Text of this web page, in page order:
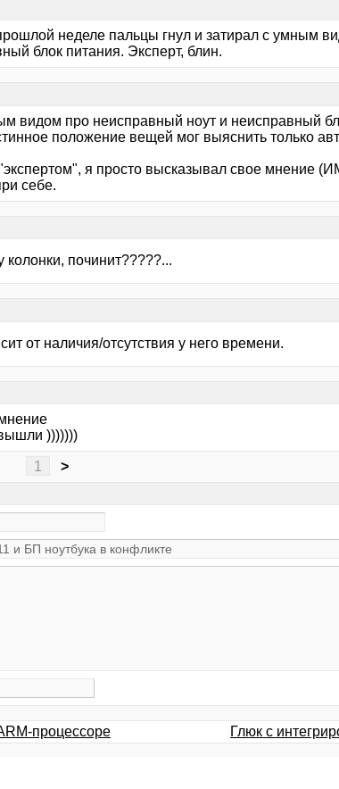
неделе пальцы гнул и затирал с умным
блок питания. Эксперт, блин.
видом про неисправный ноут и неисправный
положение вещей мог выяснить только
я просто высказывал свое мнение
себе.
починит?????...
от наличия/отсутствия у него времени.
)))))))
1 >
процессоре Глюк с